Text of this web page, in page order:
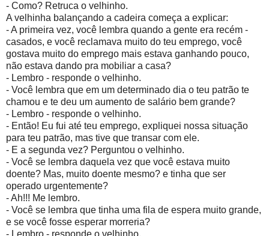
- Como? Retruca o velhinho.
A velhinha balançando a cadeira começa a explicar:
- A primeira vez, você lembra quando a gente era recém -
casados, e você reclamava muito do teu emprego, você
gostava muito do emprego mais estava ganhando pouco,
não estava dando pra mobiliar a casa?
- Lembro - responde o velhinho.
- Você lembra que em um determinado dia o teu patrão te
chamou e te deu um aumento de salário bem grande?
- Lembro - responde o velhinho.
- Então! Eu fui até teu emprego, expliquei nossa situação
para teu patrão, mas tive que transar com ele.
- E a segunda vez? Perguntou o velhinho.
- Você se lembra daquela vez que você estava muito
doente? Mas, muito doente mesmo? e tinha que ser
operado urgentemente?
- Ah!!! Me lembro.
- Você se lembra que tinha uma fila de espera muito grande,
e se você fosse esperar morreria?